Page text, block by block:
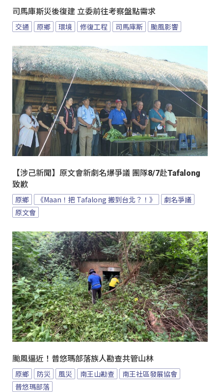
司馬庫斯災後復建 立委前往考察盤點需求
交通 原鄉 環境 修復工程 司馬庫斯 颱風影響
【涉己新聞】原文會新劇名爆爭議 團隊8/7赴Tafalong
致歉
原鄉 《Maan！把 Tafalong 搬到台北？！》
劇名爭議
原文會
颱風逼近！普悠瑪部落族人勘查共管山林
原鄉 防災 風災 南王山勘查
南王社區發展協會
普悠瑪部落